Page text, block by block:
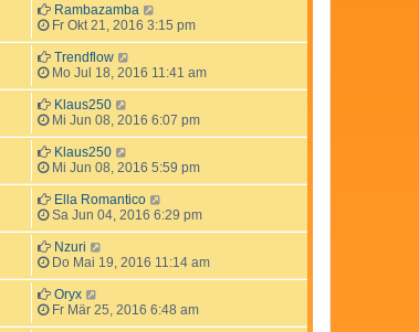
Rambazamba
Fr Okt 21, 2016 3:15 pm
Trendflow
Mo Jul 18, 2016 11:41 am
Klaus250
Mi Jun 08, 2016 6:07 pm
Klaus250
Mi Jun 08, 2016 5:59 pm
Ella Romantico
Sa Jun 04, 2016 6:29 pm
Nzuri
Do Mai 19, 2016 11:14 am
Oryx
Fr Mär 25, 2016 6:48 am